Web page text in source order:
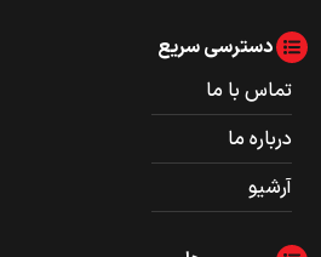
دسترسی سریع
تماس با ما
درباره ما
آرشیو